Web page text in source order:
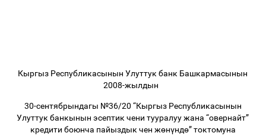
Кыргыз Республикасынын Улуттук банк Башкармасынын
2008-жылдын
30-сентябрындагы №36/20 “Кыргыз Республикасынын
Улуттук банкынын эсептик чени тууралуу жана “овернайт”
кредити боюнча пайыздык чен жөнүндө” токтомуна